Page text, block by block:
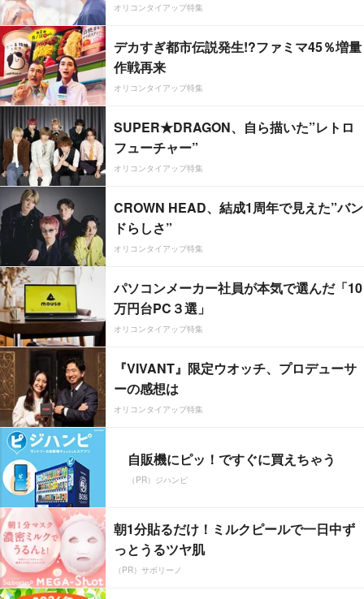
オリコンタイアップ特集
デカすぎ都市伝説発生!?ファミマ45％増量
作戦再来
オリコンタイアップ特集
SUPER★DRAGON、自ら描いた”レトロ
フューチャー”
オリコンタイアップ特集
CROWN HEAD、結成1周年で見えた”バン
ドらしさ”
オリコンタイアップ特集
パソコンメーカー社員が本気で選んだ「10
万円台PC３選」
オリコンタイアップ特集
『VIVANT』限定ウオッチ、プロデューサ
ーの感想は
オリコンタイアップ特集
自販機にピッ！ですぐに買えちゃう
（PR）ジハンピ
朝1分貼るだけ！ミルクピールで一日中ず
っとうるツヤ肌
（PR）サボリーノ